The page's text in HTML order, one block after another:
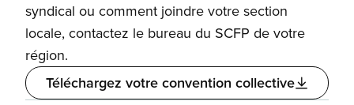
syndical ou comment joindre votre section
locale, contactez le bureau du SCFP de votre
région.
Téléchargez votre convention collective